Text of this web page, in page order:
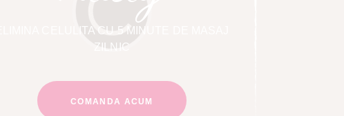
ELIMINA CELULITA CU 5 MINUTE DE MASAJ
ZILNIC
COMANDA ACUM